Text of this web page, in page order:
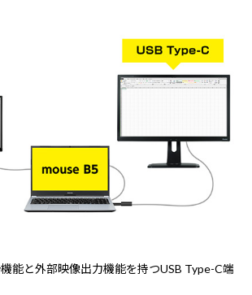
能と外部映像出力機能を持つUSB Type-C端